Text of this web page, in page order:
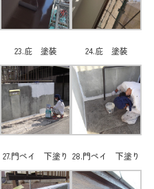
23.庇 塗装 24.庇 塗装
27.門ペイ 下塗り 28.門ペイ 下塗り